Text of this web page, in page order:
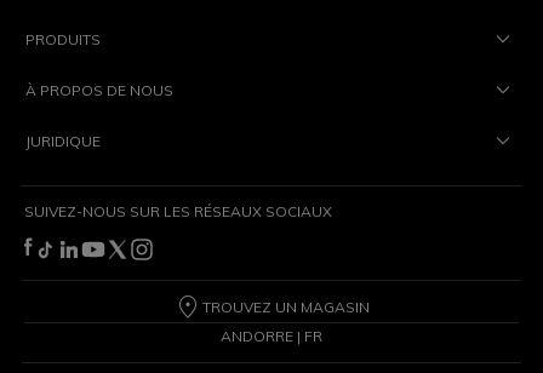
PRODUITS
À PROPOS DE NOUS
JURIDIQUE
SUIVEZ-NOUS SUR LES RÉSEAUX SOCIAUX
TROUVEZ UN MAGASIN
ANDORRE | FR